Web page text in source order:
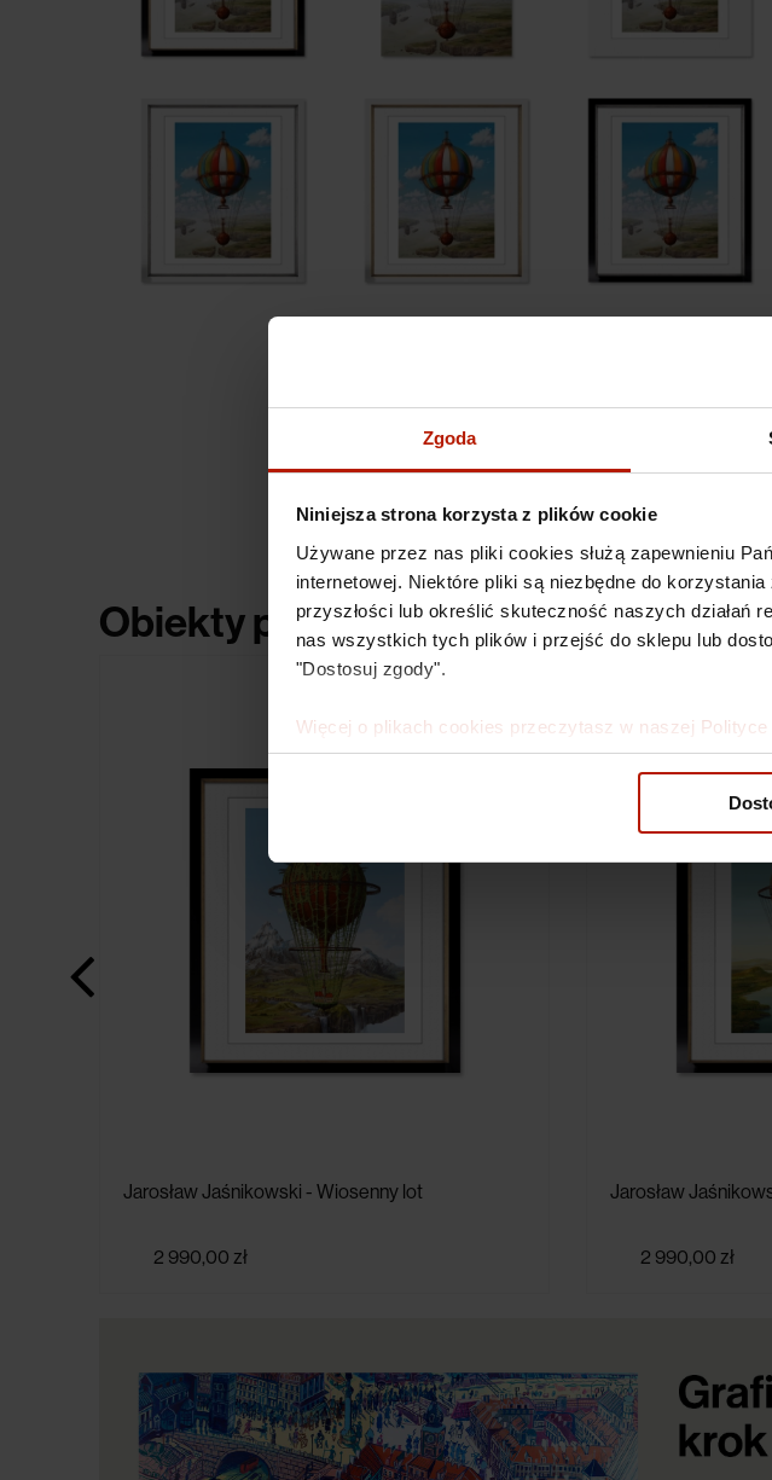
Zgoda
Niniejsza strona korzysta z plików cookie
Używane przez nas pliki cookies służą zapewnieniu
internetowej. Niektóre pliki są niezbędne do
przyszłości lub określić skuteczność naszych działań
nas wszystkich tych plików i przejść do sklepu lub
"Dostosuj zgody".
Więcej o plikach cookies przeczytasz w naszej Polityce
Obiekty powiązane
Jarosław Jaśnikowski - Wiosenny lot
2 990,00 zł
Jarosław
2 990,00 zł